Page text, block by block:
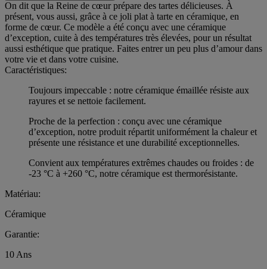
On dit que la Reine de cœur prépare des tartes délicieuses. À
présent, vous aussi, grâce à ce joli plat à tarte en céramique, en
forme de cœur. Ce modèle a été conçu avec une céramique
d’exception, cuite à des températures très élevées, pour un résultat
aussi esthétique que pratique. Faites entrer un peu plus d’amour dans
votre vie et dans votre cuisine.
Caractéristiques:
Toujours impeccable : notre céramique émaillée résiste aux
rayures et se nettoie facilement.
Proche de la perfection : conçu avec une céramique
d’exception, notre produit répartit uniformément la chaleur et
présente une résistance et une durabilité exceptionnelles.
Convient aux températures extrêmes chaudes ou froides : de
-23 °C à +260 °C, notre céramique est thermorésistante.
Matériau:
Céramique
Garantie:
10 Ans